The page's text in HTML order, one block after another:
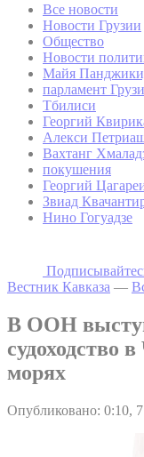
Все новости
Новости Грузии
Общество
Новости
Майя
парламент
Тбилиси
Георгий
Алекси
Вахтанг
покушения
Георгий
Звиад
Нино Гогуадзе
Вестник Кавказа —
В ООН
судоходство
морях
Опубликовано: 0:10,